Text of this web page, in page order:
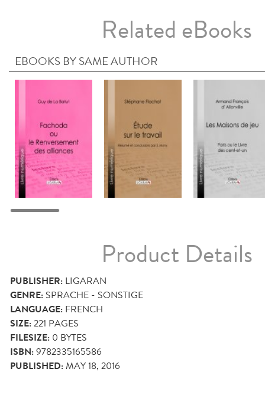
Related eBooks
EBOOKS BY SAME AUTHOR
Product Details
PUBLISHER: LIGARAN
GENRE: SPRACHE - SONSTIGE
LANGUAGE: FRENCH
SIZE:221 PAGES
FILESIZE: 0 BYTES
ISBN:9782335165586
PUBLISHED:MAY 18, 2016